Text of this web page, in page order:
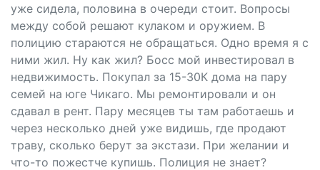
уже сидела, половина в очереди стоит. Вопросы
между собой решают кулаком и оружием. В
полицию стараются не обращаться. Одно время я с
ними жил. Ну как жил? Босс мой инвестировал в
недвижимость. Покупал за 15-30К дома на пару
семей на юге Чикаго. Мы ремонтировали и он
сдавал в рент. Пару месяцев ты там работаешь и
через несколько дней уже видишь, где продают
траву, сколько берут за экстази. При желании и
что-то пожестче купишь. Полиция не знает?